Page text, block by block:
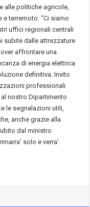
alle politiche agricole,
e terremoto. “Ci siamo
uffici regionali centrali
subite dalle attrezzature
affrontare una
di energia elettrica
definitiva. Invito
professionali
nostro Dipartimento
le segnalazioni utili,
anche grazie alla
dal ministro
solo e verra’